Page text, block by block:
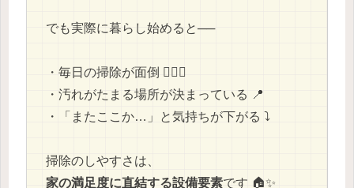
でも実際に暮らし始めると──
・毎日の掃除が面倒 😮‍💨🧹
・汚れがたまる場所が決まっている 📍
・「またここか…」と気持ちが下がる ⤵️
掃除のしやすさは、
家の満足度に直結する設備要素です 🏠✨